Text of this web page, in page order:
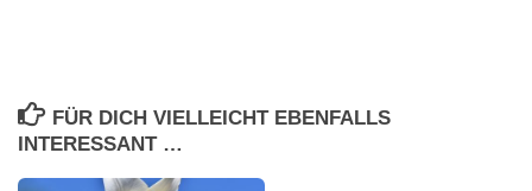
FÜR DICH VIELLEICHT EBENFALLS
INTERESSANT …